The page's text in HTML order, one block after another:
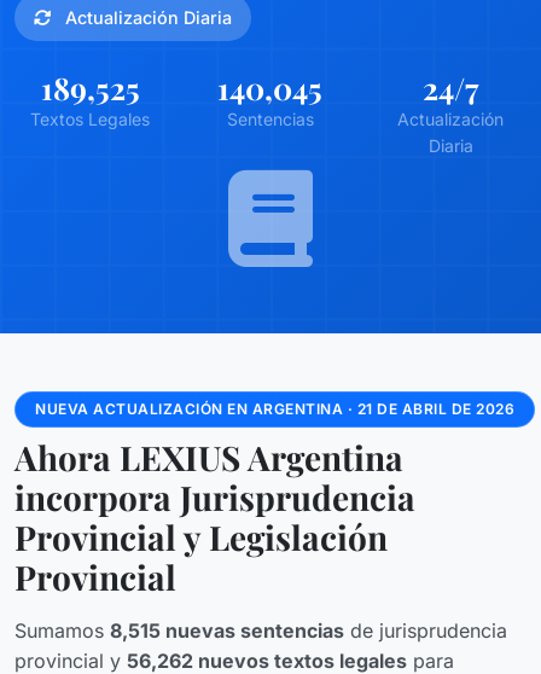
Actualización Diaria
189,525
Textos Legales
140,045
Sentencias
24/7
Actualización
Diaria
NUEVA ACTUALIZACIÓN EN ARGENTINA · 21 DE ABRIL DE 2026
Ahora LEXIUS Argentina
incorpora Jurisprudencia
Provincial y Legislación
Provincial
Sumamos 8,515 nuevas sentencias de jurisprudencia
provincial y 56,262 nuevos textos legales para